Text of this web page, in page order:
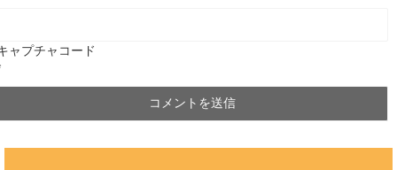
ャプチャコード